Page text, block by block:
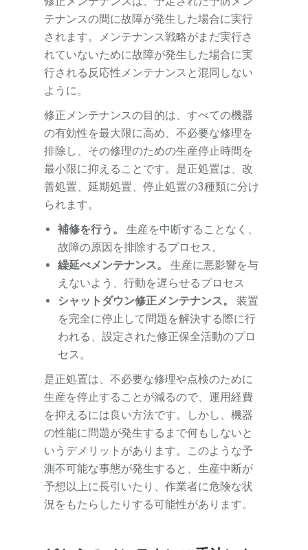
テナンスの間に故障が発生した場合に実行
されます。メンテナンス戦略がまだ実行さ
れていないために故障が発生した場合に実
行される反応性メンテナンスと混同しない
ように。
修正メンテナンスの目的は、すべての機器
の有効性を最大限に高め、不必要な修理を
排除し、その修理のための生産停止時間を
最小限に抑えることです。是正処置は、改
善処置、延期処置、停止処置の3種類に分け
られます。
補修を行う。
生産を中断することなく、
故障の原因を排除するプロセス。
繰延べメンテナンス。
生産に悪影響を与
えないよう、行動を遅らせるプロセス
シャットダウン修正メンテナンス。
装置
を完全に停止して問題を解決する際に行
われる、設定された修正保全活動のプロ
セス。
是正処置は、不必要な修理や点検のために
生産を停止することが減るので、運用経費
を抑えるには良い方法です。しかし、機器
の性能に問題が発生するまで何もしないと
いうデメリットがあります。このような予
測不可能な事態が発生すると、生産中断が
予想以上に長引いたり、作業者に危険な状
況をもたらしたりする可能性があります。